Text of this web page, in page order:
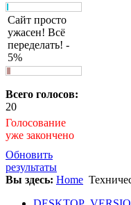
Сайт просто
ужасен! Всё
переделать! -
5%
Всего голосов:
20
Голосование
уже закончено
Обновить
результаты
Вы здесь: Home